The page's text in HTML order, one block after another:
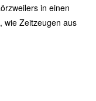
in einen
wie Zeitzeugen aus